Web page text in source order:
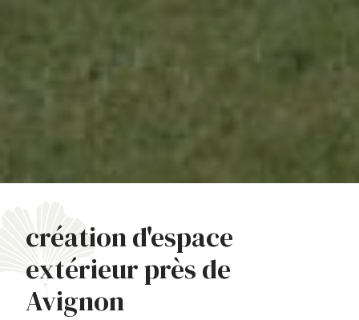
création d'espace
extérieur près de
Avignon